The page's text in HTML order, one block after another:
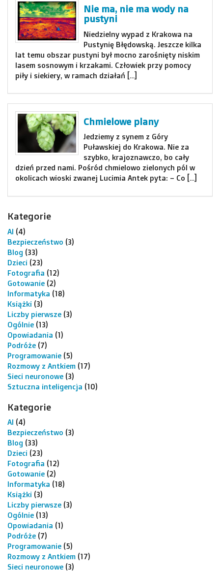
Nie ma, nie ma wody na
pustyni
Niedzielny wypad z Krakowa na
Pustynię Błędowską. Jeszcze kilka
lat temu obszar pustyni był mocno zarośnięty niskim
lasem sosnowym i krzakami. Człowiek przy pomocy
piły i siekiery, w ramach działań […]
Chmielowe plany
Jedziemy z synem z Góry
Puławskiej do Krakowa. Nie za
szybko, krajoznawczo, bo cały
dzień przed nami. Pośród chmielowo zielonych pól w
okolicach wioski zwanej Lucimia Antek pyta: – Co […]
Kategorie
AI (4)
Bezpieczeństwo (3)
Blog (33)
Dzieci (23)
Fotografia (12)
Gotowanie (2)
Informatyka (18)
Książki (3)
Liczby pierwsze (3)
Ogólnie (13)
Opowiadania (1)
Podróże (7)
Programowanie (5)
Rozmowy z Antkiem (17)
Sieci neuronowe (3)
Sztuczna inteligencja (10)
Kategorie
AI (4)
Bezpieczeństwo (3)
Blog (33)
Dzieci (23)
Fotografia (12)
Gotowanie (2)
Informatyka (18)
Książki (3)
Liczby pierwsze (3)
Ogólnie (13)
Opowiadania (1)
Podróże (7)
Programowanie (5)
Rozmowy z Antkiem (17)
Sieci neuronowe (3)